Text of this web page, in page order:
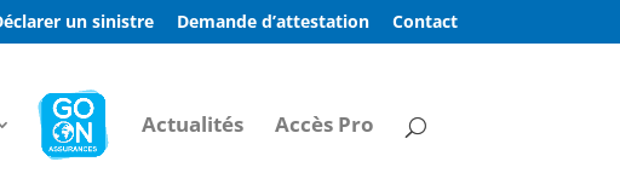
un sinistre Demande d’attestation Contact
Actualités Accès Pro